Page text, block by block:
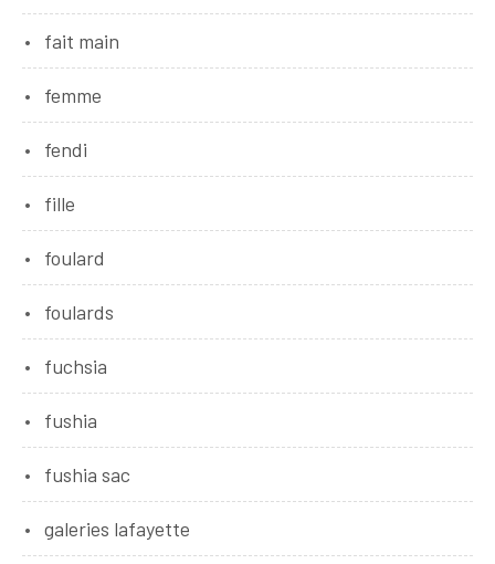
fait main
femme
fendi
fille
foulard
foulards
fuchsia
fushia
fushia sac
galeries lafayette